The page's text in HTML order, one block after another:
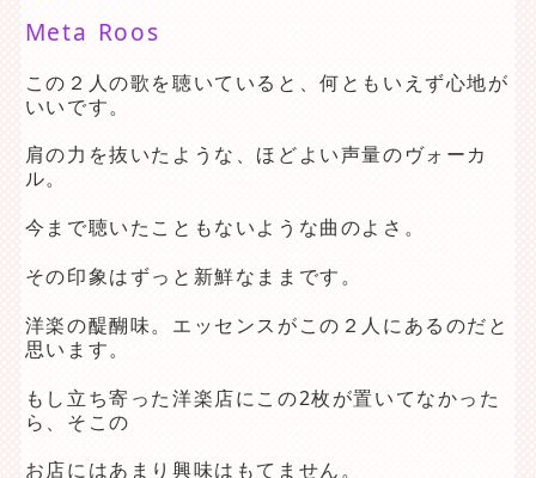
Meta Roos
この２人の歌を聴いていると、何ともいえず心地が
いいです。
肩の力を抜いたような、ほどよい声量のヴォーカ
ル。
今まで聴いたこともないような曲のよさ。
その印象はずっと新鮮なままです。
洋楽の醍醐味。エッセンスがこの２人にあるのだと
思います。
もし立ち寄った洋楽店にこの2枚が置いてなかった
ら、そこの
お店にはあまり興味はもてません。